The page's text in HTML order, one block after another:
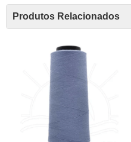
Produtos Relacionados